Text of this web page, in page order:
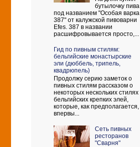
бутылочку пива
под названием "Особая варка
387" от калужской пивоварни
Efes. 387 в названии
расшифровывается просто,...
Гид по пивным стилям:
бельгийские монастырские
эли (дюббель, трипель,
квадрюпель)
Продолжу серию заметок о
пивных стилям рассказом о
некоторых нескольких стилях
бельгийских крепких элей,
которые, как предполагается,
впервы...
Сеть пивных
ресторанов
"Сварня"